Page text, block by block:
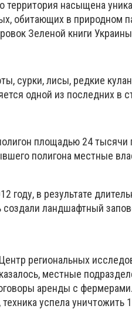
территория насыщена
обитающих в природном
Зеленой книги
сурки, лисы, редкие
одной из последних в
площадью 24 тысячи
полигона местные
году, в результате
создали ландшафтный
региональных
местные
аренды с
успела уничтожить